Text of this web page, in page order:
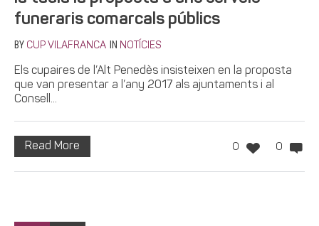
funeraris comarcals públics
BY CUP VILAFRANCA IN NOTÍCIES
Els cupaires de l’Alt Penedès insisteixen en la proposta
que van presentar a l’any 2017 als ajuntaments i al
Consell...
0 0
Read More